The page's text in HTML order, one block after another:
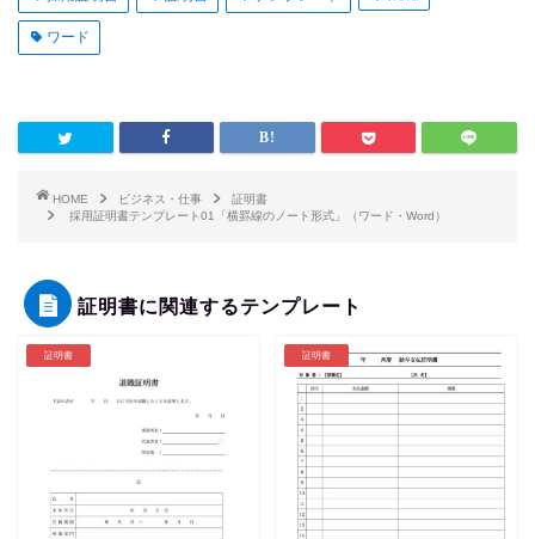
ワード
HOME ビジネス・仕事
証明書
採用証明書テンプレート01「横罫線のノート形式」（ワード・Word）
証明書に関連するテンプレート
証明書 証明書